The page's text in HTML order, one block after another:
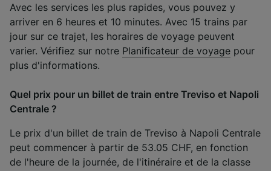
Avec les services les plus rapides, vous pouvez y
arriver en 6 heures et 10 minutes. Avec 15 trains par
jour sur ce trajet, les horaires de voyage peuvent
varier. Vérifiez sur notre Planificateur de voyage pour
plus d'informations.
Quel prix pour un billet de train entre Treviso et Napoli
Centrale ?
Le prix d'un billet de train de Treviso à Napoli Centrale
peut commencer à partir de 53.05 CHF, en fonction
de l'heure de la journée, de l'itinéraire et de la classe